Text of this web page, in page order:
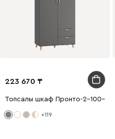
223 670
Топсалы шкаф Пронто-2-100-
+119